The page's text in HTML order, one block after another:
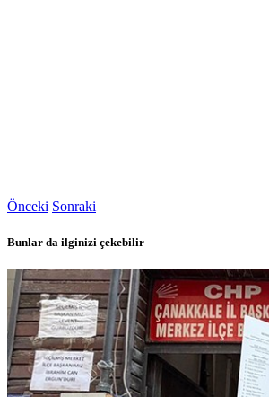
Önceki Sonraki
Bunlar da ilginizi çekebilir